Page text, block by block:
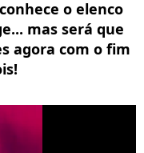
o elenco
mas será que
agora com o fim